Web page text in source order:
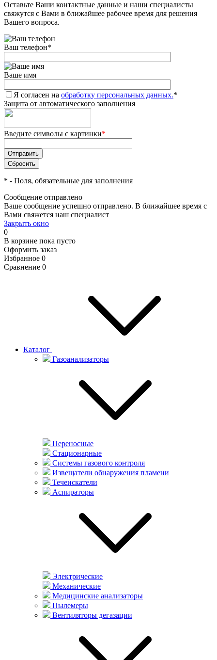
Оставьте Ваши контактные данные и наши специалисты
свяжутся с Вами в ближайшее рабочее время для решения
Вашего вопроса.
Ваш телефон*
Ваше имя
Я согласен на обработку персональных данных.*
Защита от автоматического заполнения
Введите символы с картинки*
* - Поля, обязательные для заполнения
Сообщение отправлено
Ваше сообщение успешно отправлено. В ближайшее время с
Вами свяжется наш специалист
Закрыть окно
0
В корзине пока пусто
Оформить заказ
Избранное 0
Сравнение 0
Каталог
Газоанализаторы
Переносные
Стационарные
Системы газового контроля
Извещатели обнаружения пламени
Течеискатели
Аспираторы
Электрические
Механические
Медицинские анализаторы
Пылемеры
Вентиляторы дегазации